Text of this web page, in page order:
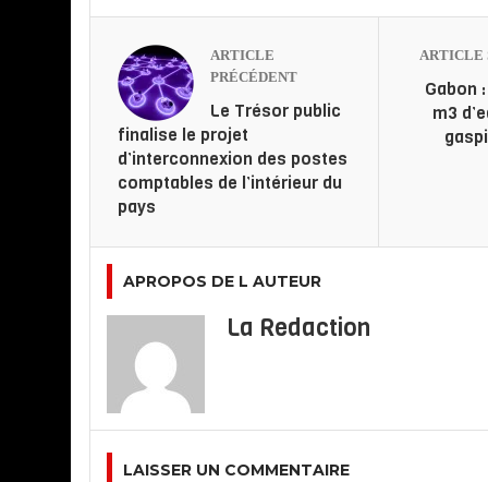
ARTICLE
PRÉCÉDENT
Le Trésor public
finalise le projet
d’interconnexion des postes
comptables de l’intérieur du
pays
ARTICLE
Gabon
m3
APROPOS DE L AUTEUR
La Redaction
LAISSER UN COMMENTAIRE